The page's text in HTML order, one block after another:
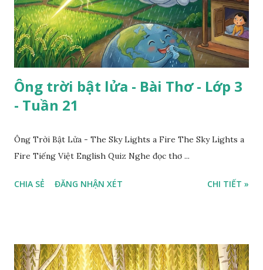
Ông trời bật lửa - Bài Thơ - Lớp 3
- Tuần 21
Ông Trời Bật Lửa - The Sky Lights a Fire The Sky Lights a
Fire Tiếng Việt English Quiz Nghe đọc thơ ...
CHIA SẺ ĐĂNG NHẬN XÉT CHI TIẾT »